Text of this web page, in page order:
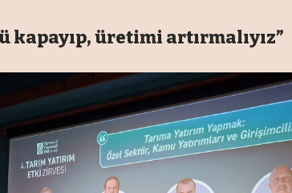
kapayıp, üretimi artırmalıyız”